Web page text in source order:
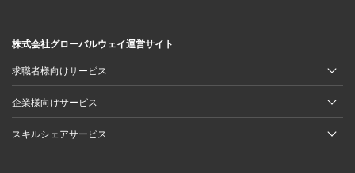
株式会社グローバルウェイ運営サイト
求職者様向けサービス
企業様向けサービス
スキルシェアサービス